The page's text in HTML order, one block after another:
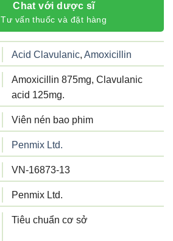
Chat với dược sĩ
Tư vấn thuốc và đặt hàng
Acid Clavulanic, Amoxicillin
Amoxicillin 875mg, Clavulanic
acid 125mg.
Viên nén bao phim
Penmix Ltd.
VN-16873-13
Penmix Ltd.
Tiêu chuẩn cơ sở